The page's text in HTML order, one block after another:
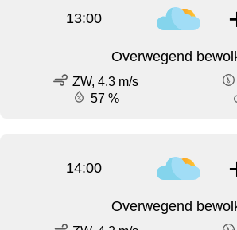
13:00
Overwegend
ZW, 4.3 m/s
57 %
14:00
Overwegend